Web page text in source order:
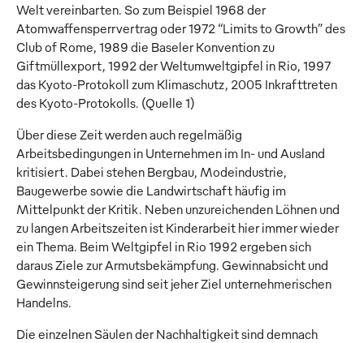
Welt vereinbarten. So zum Beispiel 1968 der
Atomwaffensperrvertrag oder 1972 “Limits to Growth” des
Club of Rome, 1989 die Baseler Konvention zu
Giftmüllexport, 1992 der Weltumweltgipfel in Rio, 1997
das Kyoto-Protokoll zum Klimaschutz, 2005 Inkrafttreten
des Kyoto-Protokolls. (Quelle 1)
Über diese Zeit werden auch regelmäßig
Arbeitsbedingungen in Unternehmen im In- und Ausland
kritisiert. Dabei stehen Bergbau, Modeindustrie,
Baugewerbe sowie die Landwirtschaft häufig im
Mittelpunkt der Kritik. Neben unzureichenden Löhnen und
zu langen Arbeitszeiten ist Kinderarbeit hier immer wieder
ein Thema. Beim Weltgipfel in Rio 1992 ergeben sich
daraus Ziele zur Armutsbekämpfung. Gewinnabsicht und
Gewinnsteigerung sind seit jeher Ziel unternehmerischen
Handelns.
Die einzelnen Säulen der Nachhaltigkeit sind demnach